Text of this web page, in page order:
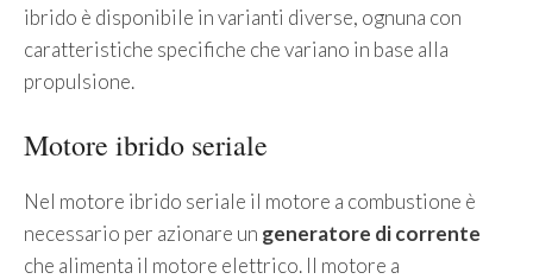
ibrido è disponibile in varianti diverse, ognuna con
caratteristiche specifiche che variano in base alla
propulsione.
Motore ibrido seriale
Nel motore ibrido seriale il motore a combustione è
necessario per azionare un generatore di corrente
che alimenta il motore elettrico. Il motore a